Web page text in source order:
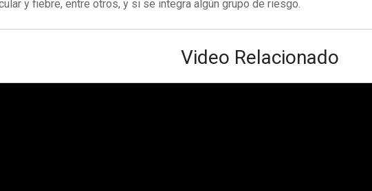
y fiebre, entre otros, y si se integra algún grupo de riesgo.
Video Relacionado